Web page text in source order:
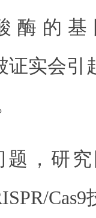
酶的
证实会
题，研